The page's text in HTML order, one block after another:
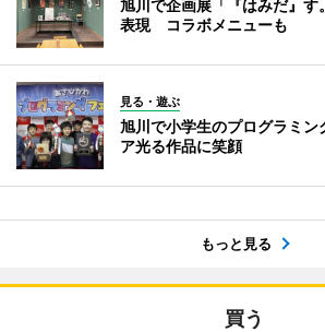
旭川で企画展「『はみだ』
表現 コラボメニューも
見る・遊ぶ
旭川で小学生のプログラミ
ア光る作品に笑顔
もっと見る
買う